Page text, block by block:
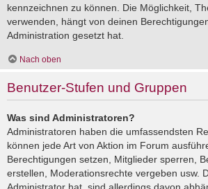
kennzeichnen zu können. Die Möglichkeit,
verwenden, hängt von deinen
Administration gesetzt hat.
Nach oben
Benutzer-Stufen und Gruppen
Was sind Administratoren?
Administratoren haben die umfassendsten
können jede Art von Aktion im Forum
Berechtigungen setzen, Mitglieder sperren,
erstellen, Moderationsrechte vergeben usw.
Administrator hat, sind allerdings davon